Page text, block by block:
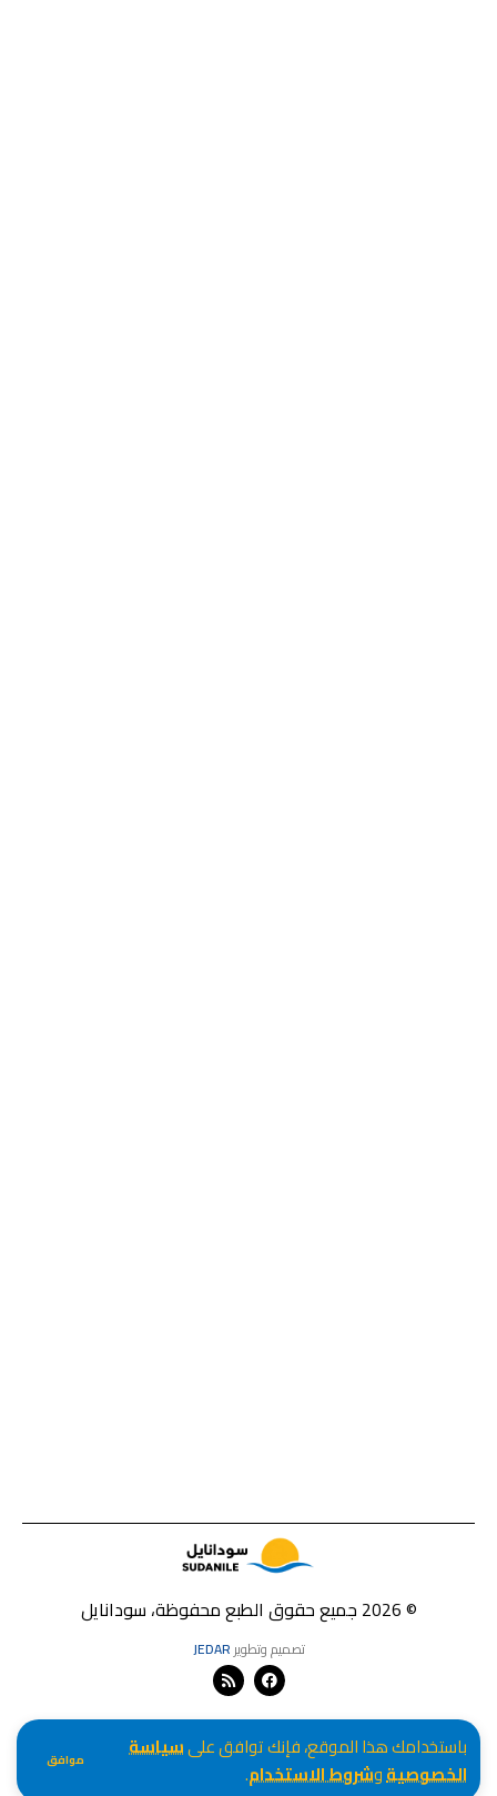
باستخدامك هذا الموقع، فإنك توافق علىسياسة
الخصوصيةوشروط الاستخدام. موافق
© 2026 جميع حقوق الطبع محفوظة، سودانايل
تصميم وتطوير JEDAR